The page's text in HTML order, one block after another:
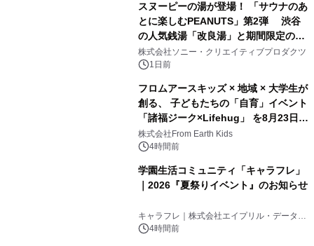
スヌーピーの湯が登場！ 「サウナのあ
とに楽しむPEANUTS」第2弾 渋谷
の人気銭湯「改良湯」と期間限定のコ
ラボレーション サウナイキタイコラ
ボグッズも発売決定！
株式会社ソニー・クリエイティブプロダクツ
1日前
フロムアースキッズ × 地域 × 大学生が
創る、 子どもたちの「自育」イベント
「諸福ジーク×Lifehug」 を8月23日
(日)開催
株式会社From Earth Kids
4時間前
学園生活コミュニティ「キャラフレ」
｜2026『夏祭りイベント』のお知らせ
キャラフレ｜株式会社エイプリル・データ・
デザインズ
4時間前